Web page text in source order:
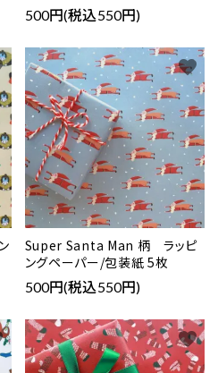
500円(税込550円)
Super Santa Man 柄 ラッピ
ングペーパー/包装紙 5枚
500円(税込550円)
favorite
favorite